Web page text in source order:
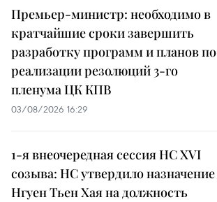
Премьер-министр: необходимо в
кратчайшие сроки завершить
разработку программ и планов по
реализации резолюций 3-го
пленума ЦК КПВ
03/08/2026 16:29
1-я внеочередная сессия НС XVI
созыва: НС утвердило назначение
Нгуен Тьен Хая на должность